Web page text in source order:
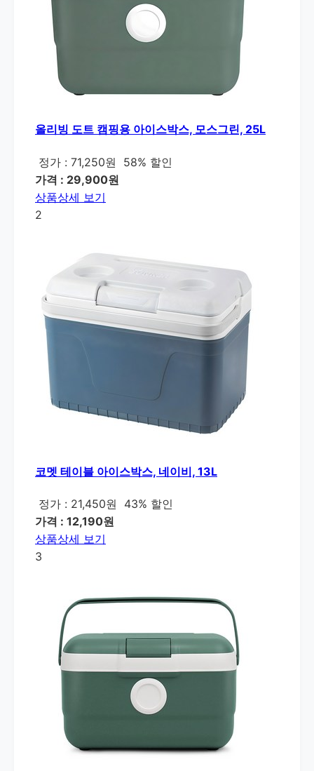
올리빙 도트 캠핑용 아이스박스, 모스그린, 25L
정가 : 71,250원
58% 할인
가격 : 29,900원
상품상세 보기
2
코멧 테이블 아이스박스, 네이비, 13L
정가 : 21,450원
43% 할인
가격 : 12,190원
상품상세 보기
3